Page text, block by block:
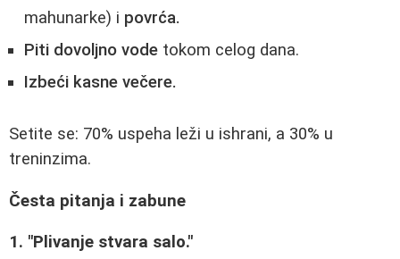
mahunarke) i povrća.
Piti dovoljno vode tokom celog dana.
Izbeći kasne večere.
Setite se: 70% uspeha leži u ishrani, a 30% u
treninzima.
Česta pitanja i zabune
1. "Plivanje stvara salo."